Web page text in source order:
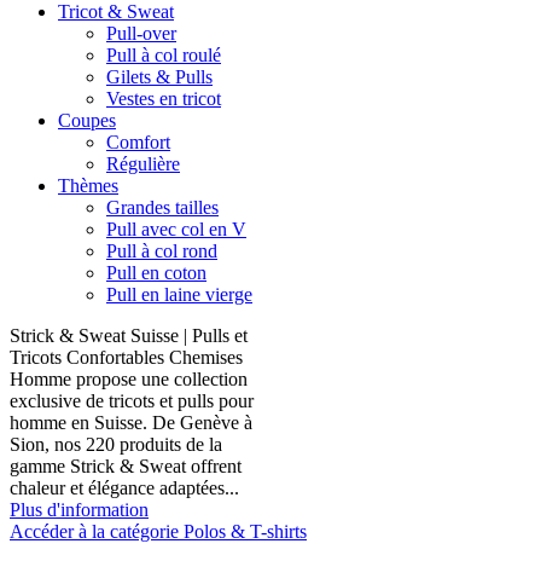
Tricot & Sweat
Pull-over
Pull à col roulé
Gilets & Pulls
Vestes en tricot
Coupes
Comfort
Régulière
Thèmes
Grandes tailles
Pull avec col en V
Pull à col rond
Pull en coton
Pull en laine vierge
Strick & Sweat Suisse | Pulls et
Tricots Confortables Chemises
Homme propose une collection
exclusive de tricots et pulls pour
homme en Suisse. De Genève à
Sion, nos 220 produits de la
gamme Strick & Sweat offrent
chaleur et élégance adaptées...
Plus d'information
Accéder à la catégorie Polos & T-shirts